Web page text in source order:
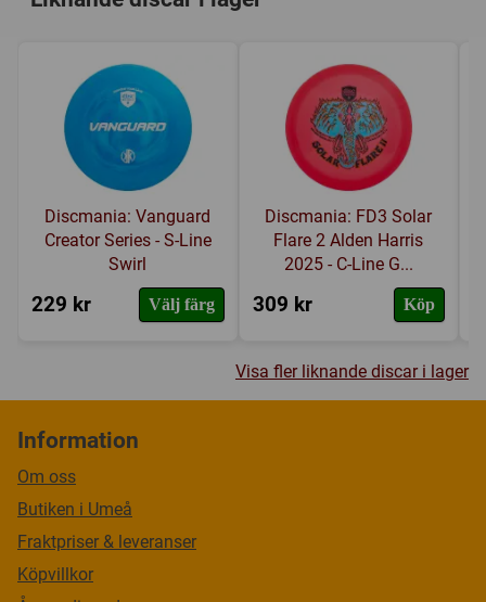
Discmania: Vanguard
Creator Series - S-Line
Swirl
229 kr Välj färg
Discmania: FD3 Solar
Flare 2 Alden Harris
2025 - C-Line G...
309 kr Köp
Visa fler liknande discar i lager
Information
Om oss
Butiken i Umeå
Fraktpriser & leveranser
Köpvillkor